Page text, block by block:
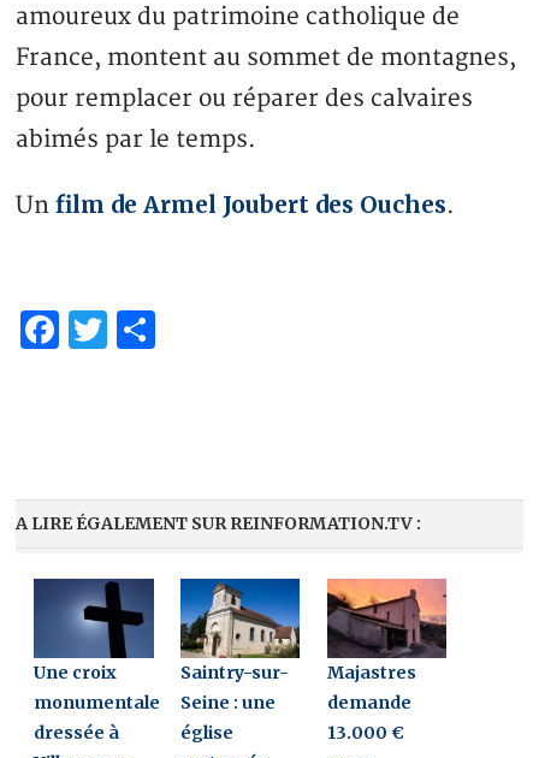
amoureux du patrimoine catholique de
France, montent au sommet de montagnes,
pour remplacer ou réparer des calvaires
abimés par le temps.
Unfilm de Armel Joubert des Ouches.
Facebook
Twitter
A LIRE ÉGALEMENT SUR REINFORMATION.TV :
Une croix
monumentale
dressée à
Saintry-sur-
Seine : une
église
Majastres
demande
13.000 €